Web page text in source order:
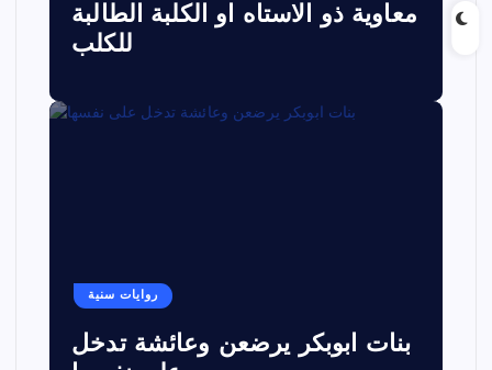
معاوية ذو الاستاه او الكلبة الطالبة
للكلب
روايات سنية
بنات ابوبكر يرضعن وعائشة تدخل